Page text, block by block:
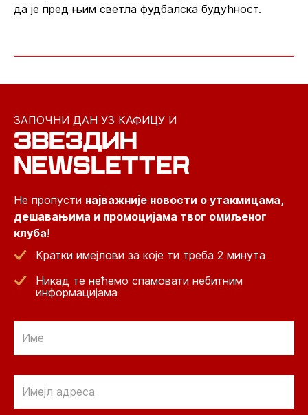
да је пред њим светла фудбалска будућност.
ЗАПОЧНИ ДАН УЗ КАФИЦУ И
ЗВЕЗДИН
NEWSLETTER
Не пропусти најважније новости о утакмицама,
дешавањима и промоцијама твог омиљеног
клуба!
Кратки имејлови за које ти треба 2 минута
Никад те нећемо спамовати небитним
информацијама